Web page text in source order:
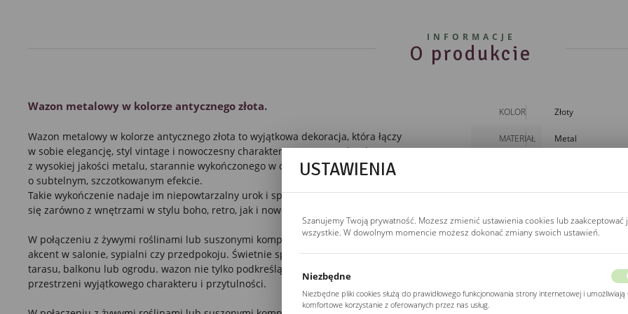
INFORMACJE
O produkcie
Wazon metalowy w kolorze antycznego złota.
Wazon metalowy w kolorze antycznego złota to wyjątkowa dekoracja, która łączy
w sobie elegancję, styl vintage i nowoczesny charakter. Wazon został wykonany
z wysokiej jakości metalu, starannie wykończonego w odcieniu postarzanego złota
o subtelnym, szczotkowanym efekcie.
Takie wykończenie nadaje im niepowtarzalny urok i sprawia, że idealnie komponują
się zarówno z wnętrzami w stylu boho, retro, jak i nowoczesnym industrialnym.
W połączeniu z żywymi roślinami lub suszonymi kompozycjami stworzą efektowny
akcent w salonie, sypialni czy przedpokoju. Świetnie sprawdzą się także jako ozdoba
tarasu, balkonu lub ogrodu. wazon nie tylko podkreślą urok roślin, ale też dodadzą
przestrzeni wyjątkowego charakteru i przytulności.
KOLOR Złoty
MATERIAŁ Metal
SZEROKOŚĆ 24cm
GŁĘBOKOŚĆ 24cm
USTAWIENIA
Szanujemy Twoją prywatność. Możesz zmienić ustawienia cookies lub zaakceptować
wszystkie. W dowolnym momencie możesz dokonać zmiany swoich ustawień.
Niezbędne
Niezbędne pliki cookies służą do prawidłowego funkcjonowania strony internetowej i umożliwiają
komfortowe korzystanie z oferowanych przez nas usług.